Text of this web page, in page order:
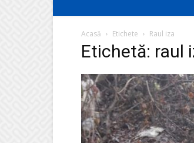
Acasă Etichete Raul iza
Etichetă: raul